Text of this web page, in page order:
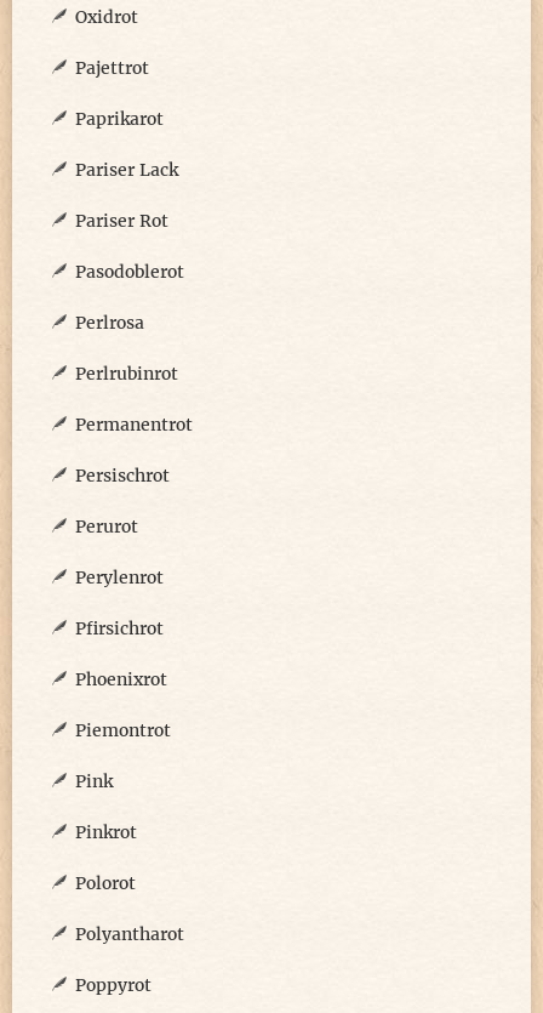
Oxidrot
Pajettrot
Paprikarot
Pariser Lack
Pariser Rot
Pasodoblerot
Perlrosa
Perlrubinrot
Permanentrot
Persischrot
Perurot
Perylenrot
Pfirsichrot
Phoenixrot
Piemontrot
Pink
Pinkrot
Polorot
Polyantharot
Poppyrot